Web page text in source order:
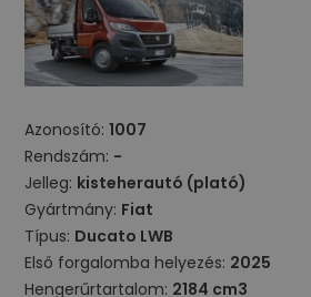
Azonosító:1007
Rendszám: -
Jelleg: kisteherautó (plató)
Gyártmány: Fiat
Típus: Ducato LWB
Első forgalomba helyezés: 2025
Hengerűrtartalom: 2184 cm3